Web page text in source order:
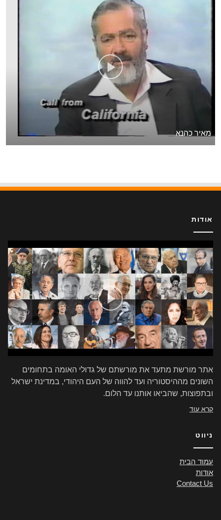
מאיר כהנא
אודות
אתר מורשת מתעד את מורשתם של גדולי האומה בתחומים
השונים מההיסטוריה ועד להווה של העם היהודי, במדינת ישראל
ובתפוצות, שהביאו אותנו עד הלום.
קרא עוד
ניווט
עמוד הבית
אודות
Contact Us